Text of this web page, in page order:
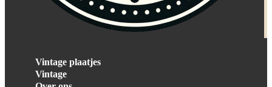
Vintage plaatjes
Vintage